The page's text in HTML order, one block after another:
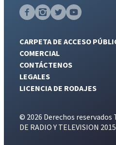
CARPETA DE ACCESO
COMERCIAL
CONTÁCTENOS
LEGALES
LICENCIA DE RODAJES
© 2026 Derechos reservados
DE RADIO Y TELEVISION 2015